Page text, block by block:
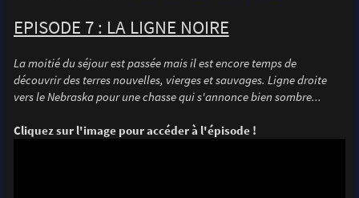
EPISODE 7 : LA LIGNE NOIRE
La moitié du séjour est passée mais il est encore temps de
découvrir des terres nouvelles, vierges et sauvages. Ligne droite
vers le Nebraska pour une chasse qui s'annonce bien sombre...
Cliquez sur l'image pour accéder à l'épisode !